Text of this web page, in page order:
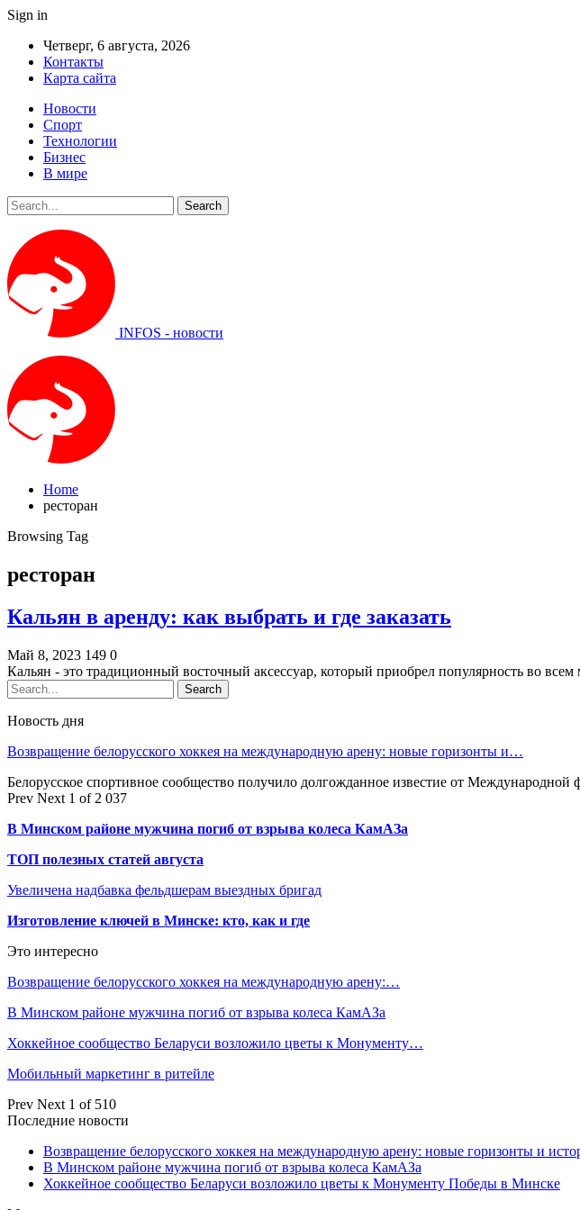
Sign in
Четверг, 6 августа, 2026
Контакты
Карта сайта
Новости
Спорт
Технологии
Бизнес
В мире
INFOS - новости
Home
ресторан
Browsing Tag
ресторан
Кальян в аренду: как выбрать и где заказать
Май 8, 2023 149 0
Кальян - это традиционный восточный аксессуар, который приобрел популярность во
Новость дня
Возвращение белорусского хоккея на международную арену: новые горизонты и…
Белорусское спортивное сообщество получило долгожданное известие от
Prev Next 1 of 2 037
В Минском районе мужчина погиб от взрыва колеса КамАЗа
ТОП полезных статей августа
Увеличена надбавка фельдшерам выездных бригад
Изготовление ключей в Минске: кто, как и где
Это интересно
Возвращение белорусского хоккея на международную арену:…
В Минском районе мужчина погиб от взрыва колеса КамАЗа
Хоккейное сообщество Беларуси возложило цветы к Монументу…
Мобильный маркетинг в ритейле
Prev Next 1 of 510
Последние новости
Возвращение белорусского хоккея на международную арену: новые горизонты и
В Минском районе мужчина погиб от взрыва колеса КамАЗа
Хоккейное сообщество Беларуси возложило цветы к Монументу Победы в Минске